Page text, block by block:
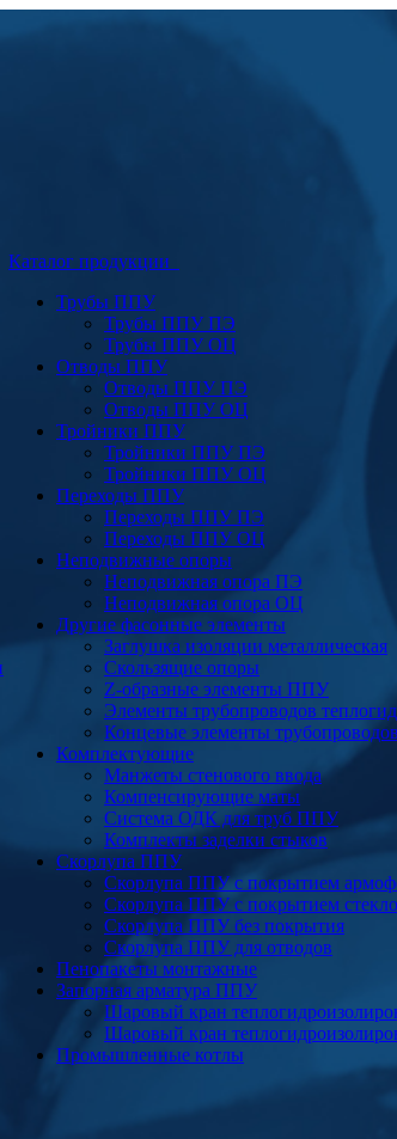
Каталог продукции
Трубы ППУ
Трубы ППУ ПЭ
Трубы ППУ ОЦ
Отводы ППУ
Отводы ППУ ПЭ
Отводы ППУ ОЦ
Тройники ППУ
Тройники ППУ ПЭ
Тройники ППУ ОЦ
Переходы ППУ
Переходы ППУ ПЭ
Переходы ППУ ОЦ
Неподвижные опоры
Неподвижная опора ПЭ
Неподвижная опора ОЦ
Другие фасонные элементы
Заглушка изоляции металлическая
Скользящие опоры
Z-образные элементы ППУ
Элементы трубопроводов
Концевые элементы
Комплектующие
Манжеты стенового ввода
Компенсирующие маты
Система ОДК для труб ППУ
Комплекты заделки стыков
Скорлупа ППУ
Скорлупа ППУ с покрытием
Скорлупа ППУ с покрытием
Скорлупа ППУ без покрытия
Скорлупа ППУ для отводов
Пенопакеты монтажные
Запорная арматура ППУ
Шаровый кран
Шаровый кран
Промышленные котлы